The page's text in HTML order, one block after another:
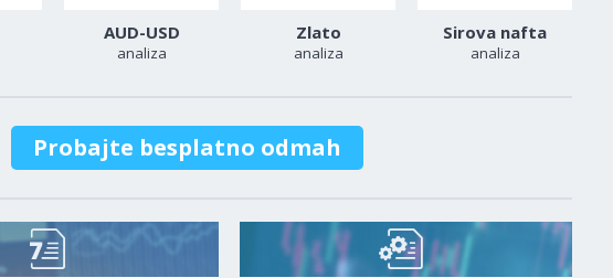
AUD-USD
analiza
Zlato
analiza
Sirova nafta
analiza
Probajte besplatno odmah